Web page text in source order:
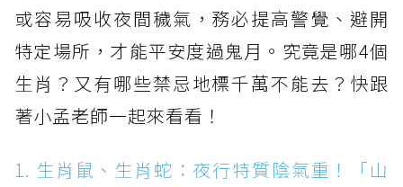
或容易吸收夜間穢氣，務必提高警覺、避開
特定場所，才能平安度過鬼月。究竟是哪4個
生肖？又有哪些禁忌地標千萬不能去？快跟
著小孟老師一起來看看！
1. 生肖鼠、生肖蛇：夜行特質陰氣重！「山